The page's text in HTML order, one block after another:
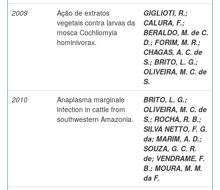
2009
Ação de extratos
vegetais contra larvas da
mosca Cochliomyia
hominivorax.
GIGLIOTI, R.;
CALURA, F.;
BERALDO, M. de C.
D.; FORIM, M. R.;
CHAGAS, A. C. de
S.; BRITO, L. G.;
OLIVEIRA, M. C. de
S.
2010
Anaplasma marginale
infection in cattle from
southwestern Amazonia.
BRITO, L. G.;
OLIVEIRA, M. C. de
S.; ROCHA, R. B.;
SILVA NETTO, F. G.
da; MARIM, A. D.;
SOUZA, G. C. R.
de; VENDRAME, F.
B.; MOURA, M. M.
da F.